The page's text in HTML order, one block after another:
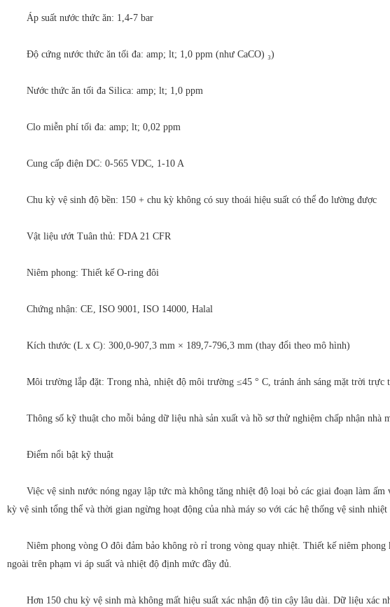
Áp suất nước thức ăn: 1,4-7 bar
Độ cứng nước thức ăn tối đa: amp; lt; 1,0 ppm (như CaCO) ₃)
Nước thức ăn tối đa Silica: amp; lt; 1,0 ppm
Clo miễn phí tối đa: amp; lt; 0,02 ppm
Cung cấp điện DC: 0-565 VDC, 1-10 A
Chu kỳ vệ sinh độ bền: 150 + chu kỳ không có suy thoái hiệu suất có thể đo lường được
Vật liệu ướt Tuân thủ: FDA 21 CFR
Niêm phong: Thiết kế O-ring đôi
Chứng nhận: CE, ISO 9001, ISO 14000, Halal
Kích thước (L x C): 300,0-907,3 mm × 189,7-796,3 mm (thay đổi theo mô hình)
Môi trường lắp đặt: Trong nhà, nhiệt độ môi trường ≤45 ° C, tránh ánh sáng mặt trời trực
Thông số kỹ thuật cho mỗi bảng dữ liệu nhà sản xuất và hồ sơ thử nghiệm chấp nhận nhà
Điểm nổi bật kỹ thuật
Việc vệ sinh nước nóng ngay lập tức mà không tăng nhiệt độ loại bỏ các giai đoạn làm
kỳ vệ sinh tổng thể và thời gian ngừng hoạt động của nhà máy so với các hệ thống vệ sinh
Niêm phong vòng O đôi đảm bảo không rò rỉ trong vòng quay nhiệt. Thiết kế niêm
ngoài trên phạm vi áp suất và nhiệt độ định mức đầy đủ.
Hơn 150 chu kỳ vệ sinh mà không mất hiệu suất xác nhận độ tin cậy lâu dài. Dữ liệu xác